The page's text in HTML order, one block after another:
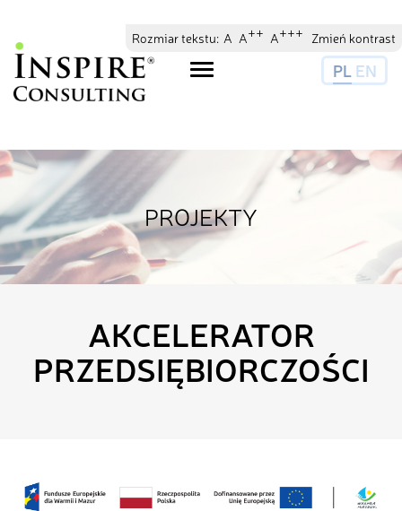
Rozmiar tekstu: A A++ A+++ Zmień kontrast
Toggle
PL EN
PROJEKTY
AKCELERATOR
PRZEDSIĘBIORCZOŚCI